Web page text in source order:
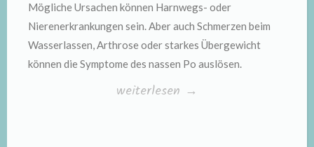
Mögliche Ursachen können Harnwegs- oder
Nierenerkrankungen sein. Aber auch Schmerzen beim
Wasserlassen, Arthrose oder starkes Übergewicht
können die Symptome des nassen Po auslösen.
„Nasses
weiterlesen →